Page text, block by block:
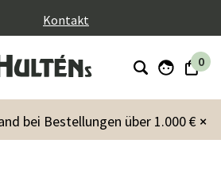
Kontakt
0
×
bei Bestellungen über 1.000 €
3-Sitzer Sofa True Brown